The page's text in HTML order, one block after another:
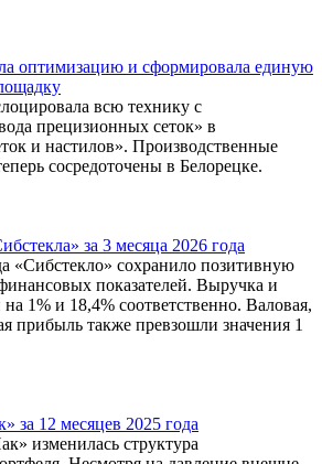
оптимизацию и сформировала единую
всю технику с
прецизионных сеток» в
и настилов». Производственные
сосредоточены в Белорецке.
за 3 месяца 2026 года
«Сибстекло» сохранило позитивную
показателей. Выручка и
1% и 18,4% соответственно. Валовая,
прибыль также превзошли значения 1
12 месяцев 2025 года
изменилась структура